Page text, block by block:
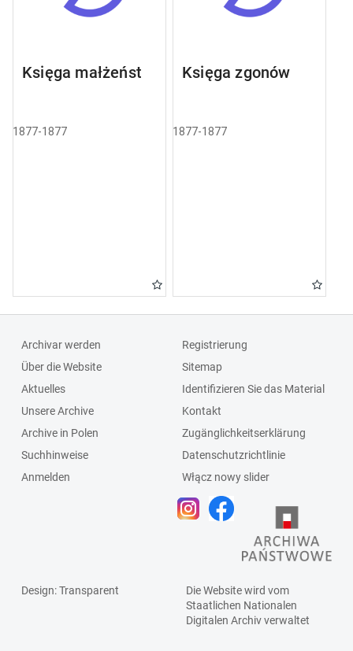
Księga małżeństw
1877-1877
Księga zgonów
1877-1877
Archivar werden
Über die Website
Aktuelles
Unsere Archive
Archive in Polen
Suchhinweise
Anmelden
Registrierung
Sitemap
Identifizieren Sie das Material
Kontakt
Zugänglichkeitserklärung
Datenschutzrichtlinie
Włącz nowy slider
Design: Transparent
Die Website wird vom
Staatlichen Nationalen
Digitalen Archivverwaltet